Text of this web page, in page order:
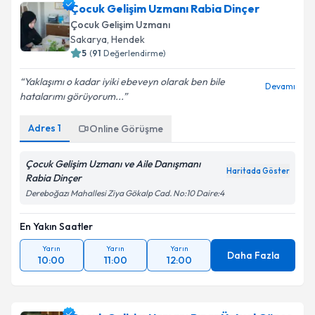
Çocuk Gelişim Uzmanı Kader Gökiçin randevu
takvimi talebi oluşturun. Size bu uzmandan randevu
almanız için bir takvim hazırlandığında e-posta ile
bilgilendireceğiz.
E-posta Adresiniz
Kişisel verilerimin işlenmesine ilişkinAydınlatma
Metni'ni okudum ve kişisel verilerimin belirtilen
kapsamda işlenmesini kabul ediyorum.
Çocuk Gelişim Uzmanı Rabia Dinçer
Çocuk Gelişim Uzmanı
Sakarya, Hendek
5 (91 Değerlendirme)
Yaklaşımı o kadar iyiki ebeveyn olarak ben bile
hatalarımı görüyorum...
Devamı
Adres 1 Online Görüşme
Çocuk Gelişim Uzmanı ve Aile Danışmanı
Rabia Dinçer
Haritada Göster
Dereboğazı Mahallesi Ziya Gökalp Cad. No:10 Daire:4
En Yakın Saatler
Yarın
10:00
Yarın
11:00
Yarın
12:00 Daha Fazla